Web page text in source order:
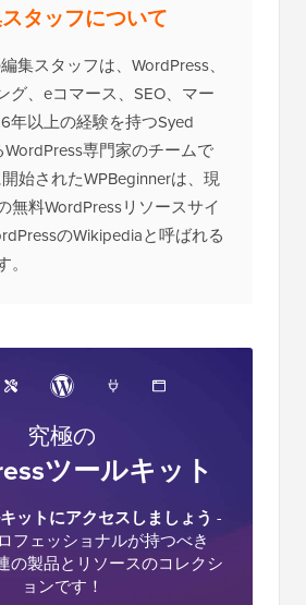
タッフについて
集スタッフは、WordPress、
グ、eコマース、SEO、マー
年以上の経験を持つSyed
専門家のチームで
始されたWPBeginnerは、現
無料WordPressリソースサイ
のWikipediaと呼ばれる
究極の
ツールキット
ットにアクセスしましょう -
フェッショナルが持つべき
の製品とリソースのコレクシ
ョンです！